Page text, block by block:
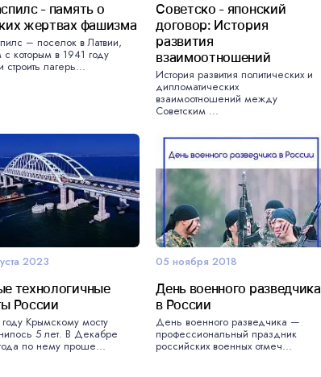
- память о
жертвах фашизма
– поселок в Латвии,
которым в 1941 году
строить лагерь...
Советско - японский
договор: История
развития
взаимоотношений
История развития политических и
дипломатических
взаимоотношений между
Советским ...
2023
технологичные
России
году Крымскому мосту
5 лет. В Декабре
по нему проше...
05 ноября 2018
День военного разведчика
в России
День военного разведчика —
профессиональный праздник
российских военных отмеч...